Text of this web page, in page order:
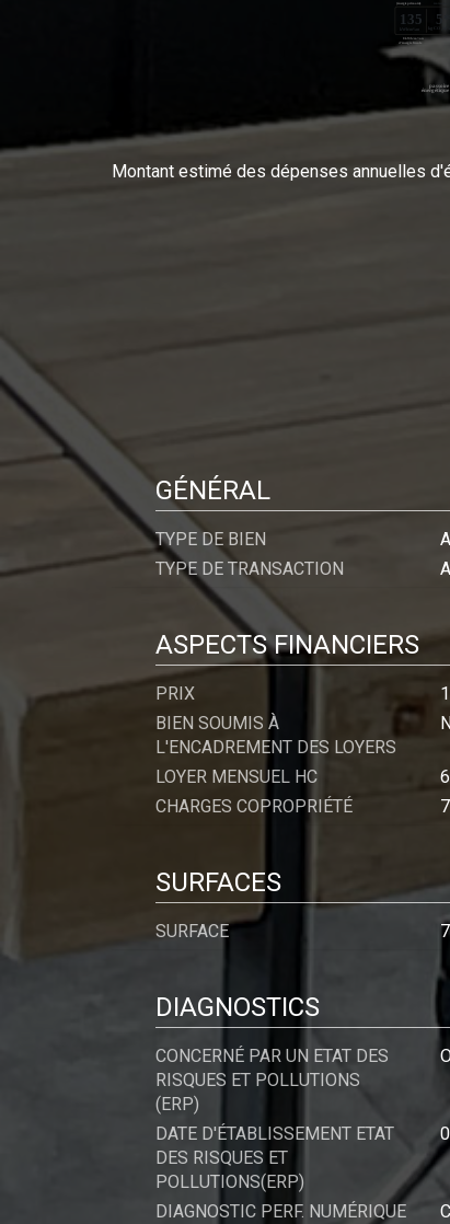
Montant estimé des dépenses annuelles
GÉNÉRAL
TYPE DE BIEN
TYPE DE TRANSACTION
ASPECTS FINANCIERS
PRIX
BIEN SOUMIS À
L'ENCADREMENT DES LOYERS
LOYER MENSUEL HC
CHARGES COPROPRIÉTÉ
SURFACES
SURFACE
DIAGNOSTICS
CONCERNÉ PAR UN ETAT DES
RISQUES ET POLLUTIONS
(ERP)
DATE D'ÉTABLISSEMENT ETAT
DES RISQUES ET
POLLUTIONS(ERP)
DIAGNOSTIC PERF. NUMÉRIQUE C